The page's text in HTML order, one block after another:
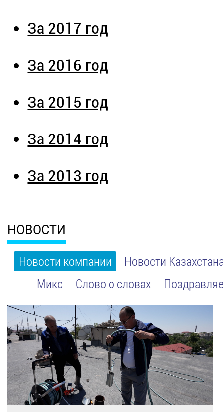
За 2017 год
За 2016 год
За 2015 год
За 2014 год
За 2013 год
НОВОСТИ
Новости компании
Новости
Микс
Слово о словах